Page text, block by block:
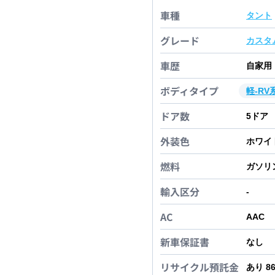
車種 タント
グレード カスタ
車歴 自家用
ボディタイプ 軽-RV
ドア数 5 ドア
外装色 ホワイ
燃料 ガソリ
輸入区分 -
AC AAC
新車保証書 なし
リサイクル預託金 あり